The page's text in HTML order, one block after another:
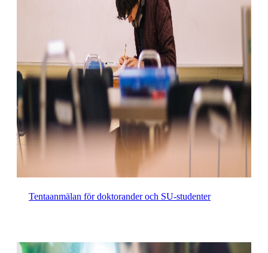
Tentaanmälan för doktorander och SU-studenter